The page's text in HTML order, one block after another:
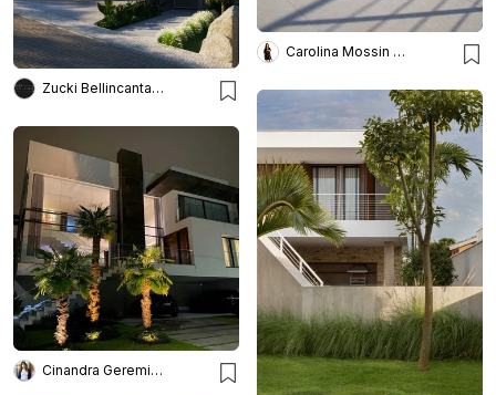
Carolina Mossin Fotografia de Arquitetura e Interiores
Zucki Bellincanta Arquitetos
Cinandra Geremia Arquitetura